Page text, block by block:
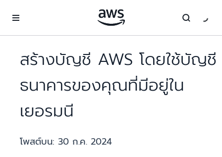
สร้างบัญชี AWS โดยใช้บัญชี
ธนาคารของคุณที่มีอยู่ใน
เยอรมนี
โพสต์บน: 30 ก.ค. 2024